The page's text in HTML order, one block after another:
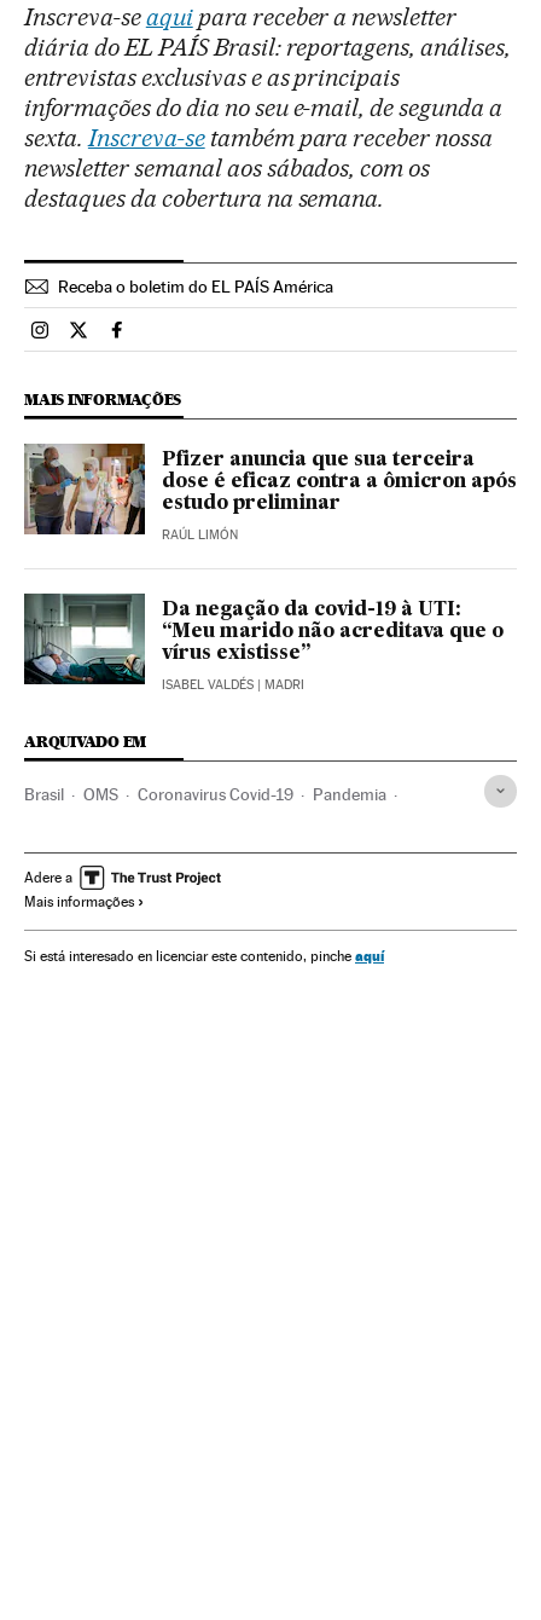
Inscreva-seaquipara receber a newsletter
diária do EL PAÍS Brasil: reportagens, análises,
entrevistas exclusivas e as principais
informações do dia no seu e-mail, de segunda a
sexta.Inscreva-setambém para receber nossa
newsletter semanal aos sábados, com os
destaques da cobertura na semana.
Receba o boletim do EL PAÍS América
Brasil El País Brasil en Instagram
Brasil El País Brasil en Twitter
Brasil El País Brasil en Facebook
MAIS INFORMAÇÕES
Pfizer anuncia que sua terceira
dose é eficaz contra a ômicron após
estudo preliminar
RAÚL LIMÓN
Da negação da covid-19 à UTI:
“Meu marido não acreditava que o
vírus existisse”
ISABEL VALDÉS | MADRI
ARQUIVADO EM
Brasil OMS Coronavirus Covid-19 Pandemia
Ministério Saúde Vacinação
Adere a
Mais informações
Si está interesado en licenciar este contenido, pinche aquí